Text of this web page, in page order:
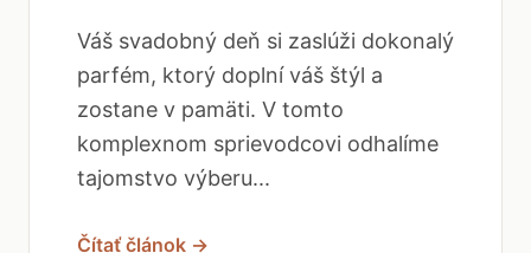
Váš svadobný deň si zaslúži dokonalý
parfém, ktorý doplní váš štýl a
zostane v pamäti. V tomto
komplexnom sprievodcovi odhalíme
tajomstvo výberu...
Čítať článok →